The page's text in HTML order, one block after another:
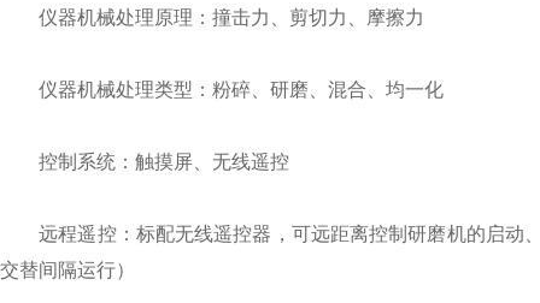
仪器机械处理原理：撞击力、剪切力、摩擦力
仪器机械处理类型：粉碎、研磨、混合、均一化
控制系统：触摸屏、无线遥控
远程遥控：标配无线遥控器，可远距离控制研磨机的启动
交替间隔运行）